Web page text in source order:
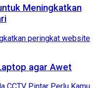
Meningkatkan
agar Awet